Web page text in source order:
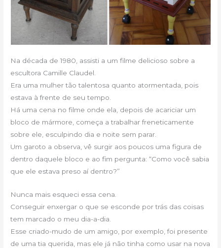
Na década de 1980, assisti a um filme delicioso sobre a
escultora Camille Claudel.
Era uma mulher tão talentosa quanto atormentada, pois
estava à frente de seu tempo.
Há uma cena no filme onde ela, depois de acariciar um
bloco de mármore, começa a trabalhar freneticamente
sobre ele, esculpindo dia e noite sem parar.
Um garoto a observa, vê surgir aos poucos uma figura de
dentro daquele bloco e ao fim pergunta: “Como você sabia
que ele estava preso aí dentro?”
Nunca mais esqueci essa cena.
Conseguir enxergar o que se esconde por trás das coisas
tem marcado o meu dia-a-dia.
Esse criado-mudo de um amigo, por exemplo, foi presente
de uma tia querida, mas ele já não tinha como usar na nova